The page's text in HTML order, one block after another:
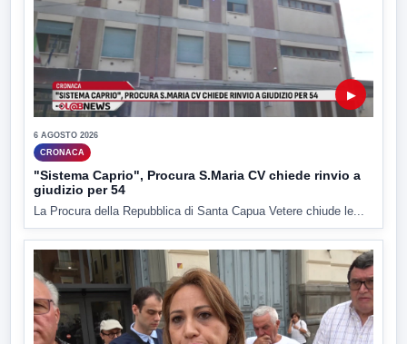
▶
6 AGOSTO 2026
CRONACA
"Sistema Caprio", Procura S.Maria CV chiede rinvio a
giudizio per 54
La Procura della Repubblica di Santa Capua Vetere chiude le...